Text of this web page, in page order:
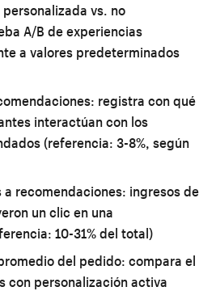
vs. no
A/B de experiencias
a valores predeterminados
registra con qué
interactúan con los
(referencia: 3-8%, según
recomendaciones: ingresos de
un clic en una
10-31% del total)
del pedido: compara el
con personalización activa